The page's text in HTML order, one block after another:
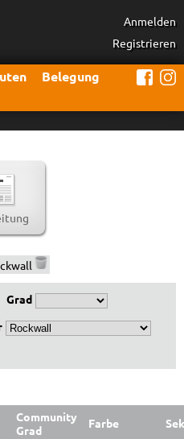
Anmelden
Registrieren
Belegung
Grad
Community
Grad
Farbe